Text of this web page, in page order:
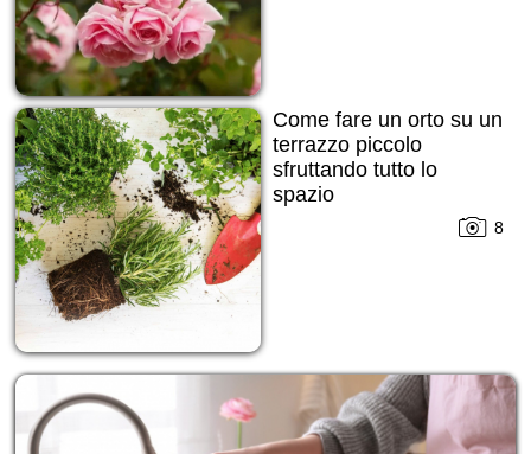
Come fare un orto su un
terrazzo piccolo
sfruttando tutto lo
spazio
8